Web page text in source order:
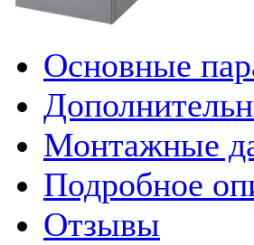
Основные
Монтажные
Подробное
Отзывы